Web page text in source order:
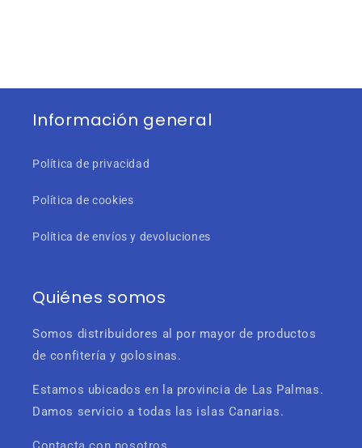
c
Información general
Política de privacidad
Política de cookies
Política de envíos y devoluciones
Quiénes somos
Somos distribuidores al por mayor de productos
de confitería y golosinas.
Estamos ubicados en la provincia de Las Palmas.
Damos servicio a todas las islas Canarias.